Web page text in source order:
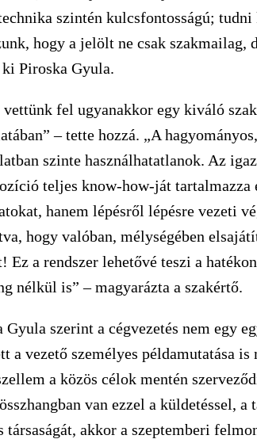
szintén kulcsfontosságú;
hogy a jelölt ne csak szakmailag,
Piroska Gyula.
vettünk fel ugyanakkor egy kiváló
– tette hozzá. „A
szinte használhatatlanok. Az
teljes know-how-ját
hanem lépésről lépésre vezeti
hogy valóban, mélységében
Ez a rendszer lehetővé teszi a
nélkül is” – magyarázta a szakértő.
Gyula szerint a cégvezetés nem egy
a vezető személyes példamutatása
a közös célok mentén
van ezzel a küldetéssel,
társaságát, akkor a szeptemberi